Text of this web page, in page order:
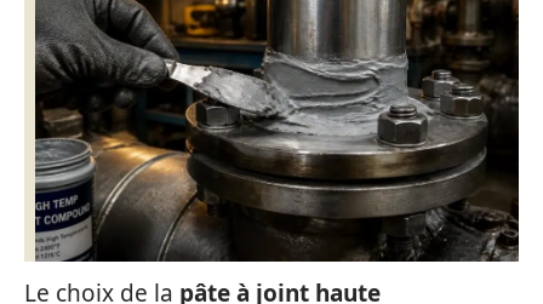
Le choix de la pâte à joint haute